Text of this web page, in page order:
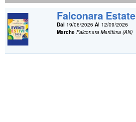
Falconara Estate
Dal 19/06/2026Al 12/09/2026
Marche Falconara Marittima (AN)